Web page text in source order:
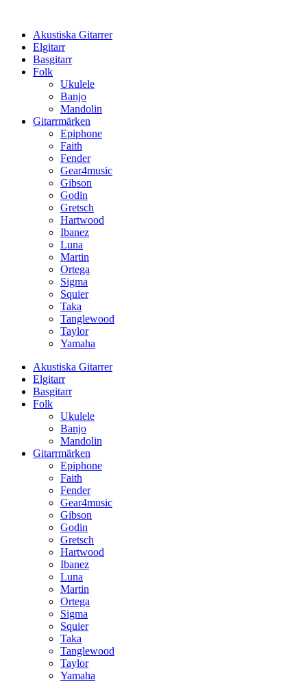
innehållAkustiska Gitarrer
Elgitarr
Basgitarr
Folk
Ukulele
Banjo
Mandolin
Gitarrmärken
Epiphone
Faith
Fender
Gear4music
Gibson
Godin
Gretsch
Hartwood
Ibanez
Luna
Martin
Ortega
Sigma
Squier
Taka
Tanglewood
Taylor
Yamaha
Akustiska Gitarrer
Elgitarr
Basgitarr
Folk
Ukulele
Banjo
Mandolin
Gitarrmärken
Epiphone
Faith
Fender
Gear4music
Gibson
Godin
Gretsch
Hartwood
Ibanez
Luna
Martin
Ortega
Sigma
Squier
Taka
Tanglewood
Taylor
Yamaha